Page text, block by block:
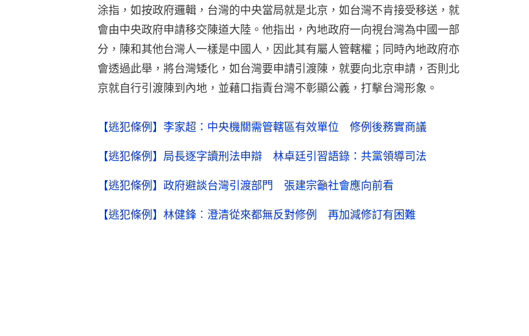
涂指，如按政府邏輯，台灣的中央當局就是北京，如台灣不肯接受移送，就
會由中央政府申請移交陳道大陸。他指出，內地政府一向視台灣為中國一部
分，陳和其他台灣人一樣是中國人，因此其有屬人管轄權；同時內地政府亦
會透過此舉，將台灣矮化，如台灣要申請引渡陳，就要向北京申請，否則北
京就自行引渡陳到內地，並藉口指責台灣不彰顯公義，打擊台灣形象。
【逃犯條例】李家超：中央機關需管轄區有效單位 修例後務實商議
【逃犯條例】局長逐字讀刑法申辯 林卓廷引習語錄：共黨領導司法
【逃犯條例】政府避談台灣引渡部門 張建宗籲社會應向前看
【逃犯條例】林健鋒︰澄清從來都無反對修例 再加減修訂有困難